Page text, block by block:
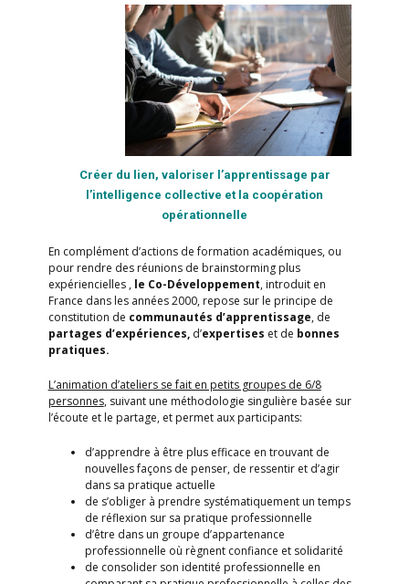
Créer du lien, valoriser l’apprentissage par
l’intelligence collective et la coopération
opérationnelle
En complément d’actions de formation académiques, ou
pour rendre des réunions de brainstorming plus
expériencielles , le Co-Développement, introduit en
France dans les années 2000, repose sur le principe de
constitution de communautés d’apprentissage, de
partages d’expériences,d’expertises et de bonnes
pratiques.
L’animation d’ateliers se fait en petits groupes de 6/8
personnes, suivant une méthodologie singulière basée sur
l’écoute et le partage, et permet aux participants:
d’apprendre à être plus efficace en trouvant de
nouvelles façons de penser, de ressentir et d’agir
dans sa pratique actuelle
de s’obliger à prendre systématiquement un temps
de réflexion sur sa pratique professionnelle
d’être dans un groupe d’appartenance
professionnelle où règnent confiance et solidarité
de consolider son identité professionnelle en